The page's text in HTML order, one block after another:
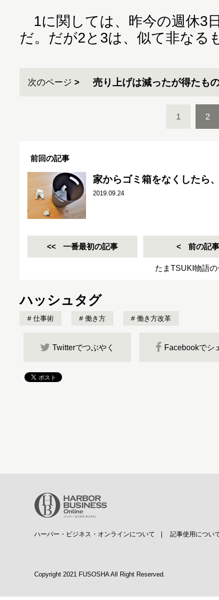
1に関しては、昨今の週休3
だ。だが2と3は、似て非なる
次のページ 売り上げは減ったが得たも
1 2
前回の記事
家からゴミ箱をなくしたら
2019.09.24
一番最初の記事 前の記事
たまTSUKI物語
ハッシュタグ
仕事術 働き方 働き方改革
Twitterでつぶやく Facebookでシ
ハーバー・ビジネス・オンラインについて 記事使用につい
Copyright 2021 FUSOSHA All Right Reserved.